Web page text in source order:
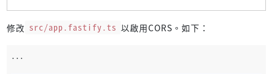
    });
修改 src/app.fastify.ts 以啟用CORS。如下：
...